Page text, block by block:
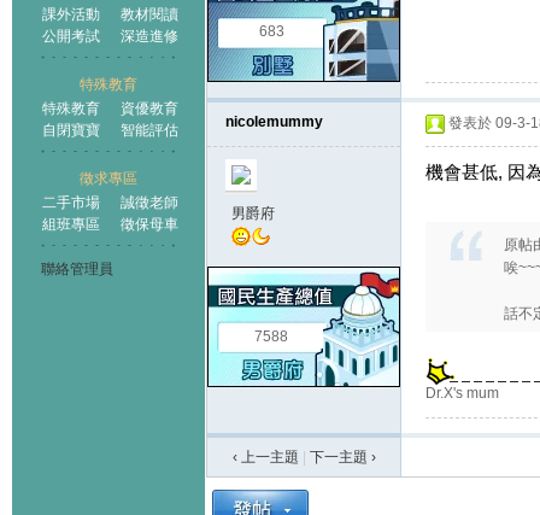
課外活動
教材閱讀
公開考試
深造進修
特殊教育
特殊教育
資優教育
自閉寶寶
智能評估
徵求專區
二手市場
誠徵老師
組班專區
徵保母車
聯絡管理員
683
nicolemummy
男爵府
7588
發表於 09-3-
機會甚低, 因
原帖
唉
話不
Dr.X's mum
‹ 上一主題 下一主題 ›